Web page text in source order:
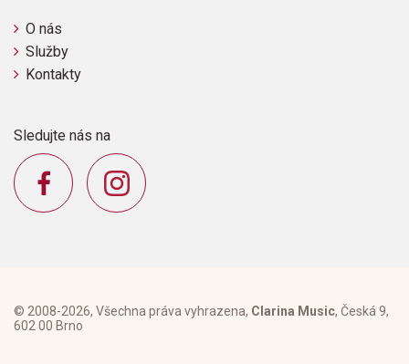
O nás
Služby
Kontakty
Sledujte nás na
© 2008-2026, Všechna práva vyhrazena, Clarina Music, Česká 9,
602 00 Brno